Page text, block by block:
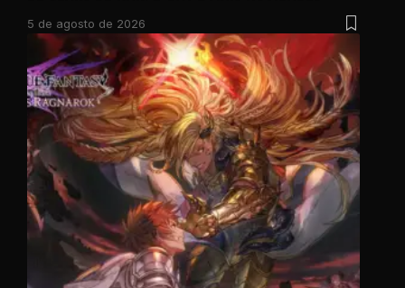
5 de agosto de 2026